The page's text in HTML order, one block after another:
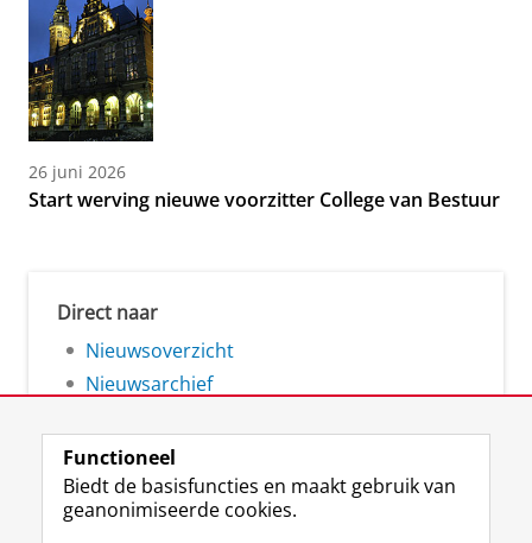
26 juni 2026
Start werving nieuwe voorzitter College van Bestuur
Direct naar
Nieuwsoverzicht
Nieuwsarchief
Functioneel
Biedt de basisfuncties en maakt gebruik van
geanonimiseerde cookies.